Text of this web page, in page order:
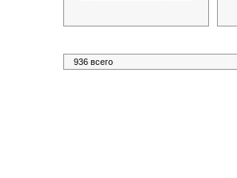
936 всего